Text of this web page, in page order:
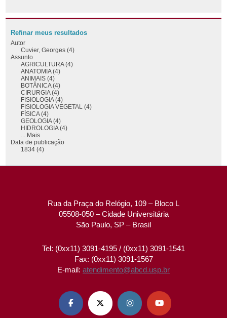
Refinar meus resultados
Autor
Cuvier, Georges (4)
Assunto
AGRICULTURA (4)
ANATOMIA (4)
ANIMAIS (4)
BOTÂNICA (4)
CIRURGIA (4)
FISIOLOGIA (4)
FISIOLOGIA VEGETAL (4)
FÍSICA (4)
GEOLOGIA (4)
HIDROLOGIA (4)
... Mais
Data de publicação
1834 (4)
Rua da Praça do Relógio, 109 – Bloco L
05508-050 – Cidade Universitária
São Paulo, SP – Brasil
Tel: (0xx11) 3091-4195 / (0xx11) 3091-1541
Fax: (0xx11) 3091-1567
E-mail: atendimento@abcd.usp.br
   